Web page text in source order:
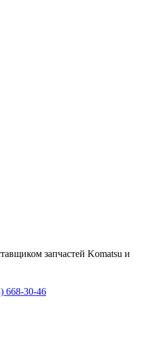
запчастей Komatsu и
668-30-46